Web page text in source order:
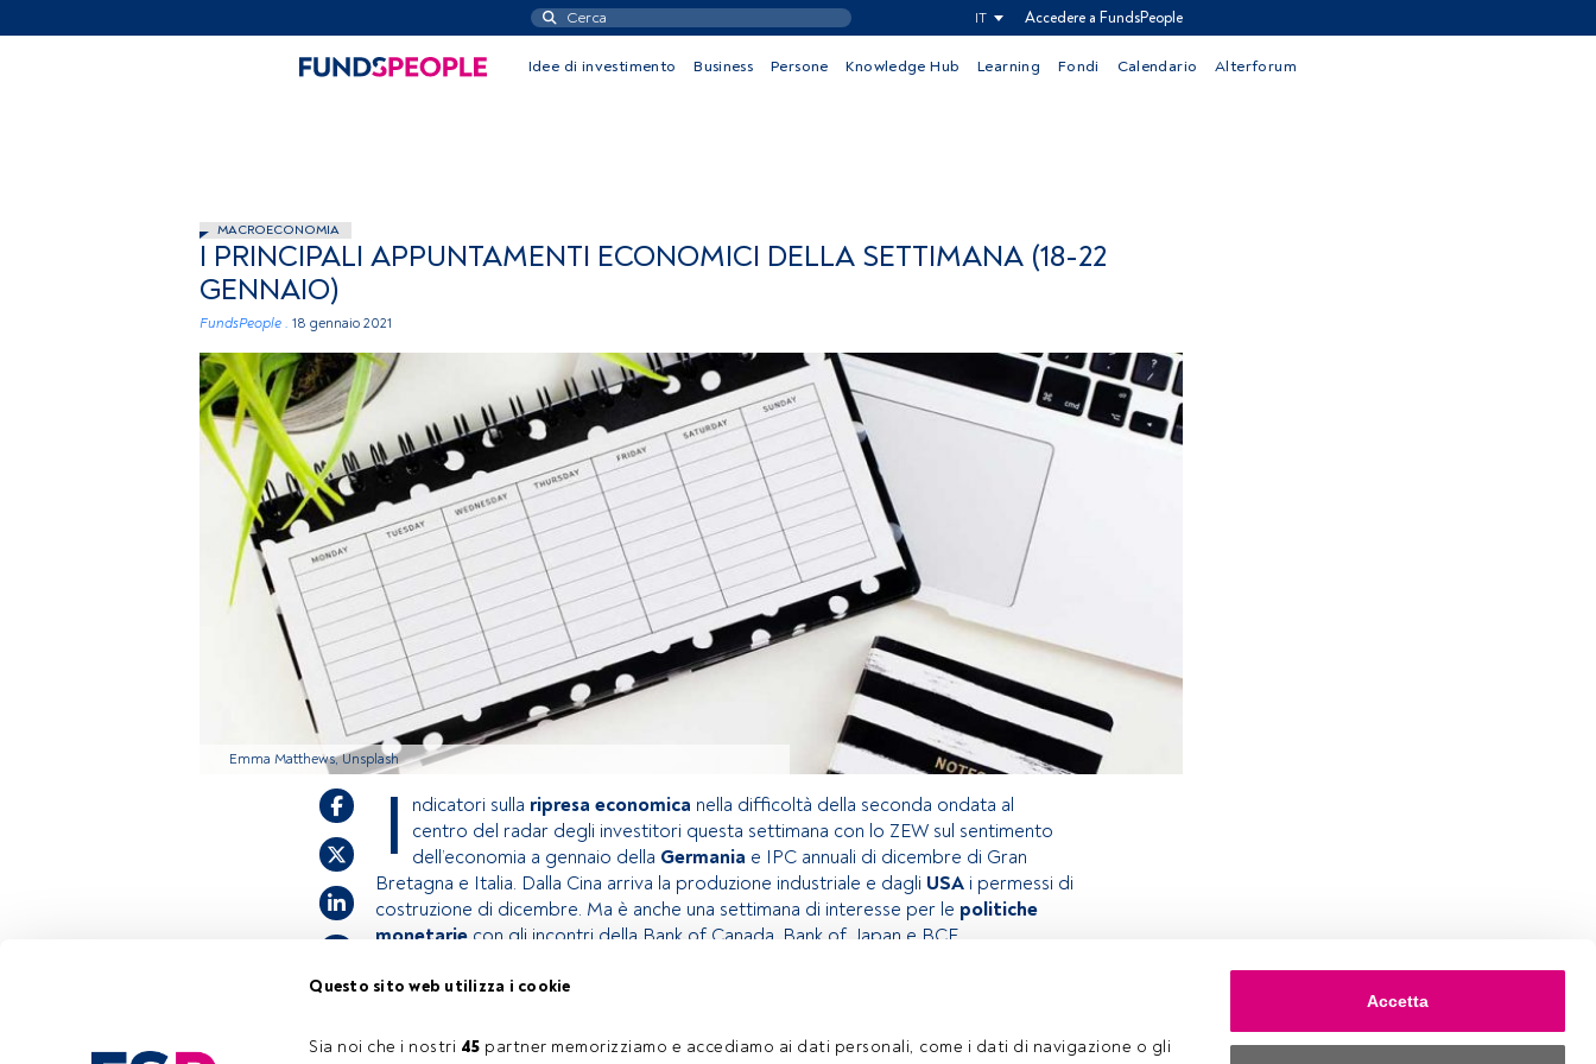
Questo sito web utilizza i cookie
Sia noi che i nostri 45 partner memorizziamo e accediamo ai dati personali, come i dati di navigazione o gli
Accetta
IT Accedere a FundsPeople
Idee di investimento Business Persone Knowledge Hub Learning Fondi Calendario Alterforum
MACROECONOMIA
I PRINCIPALI APPUNTAMENTI ECONOMICI DELLA SETTIMANA (18-22
GENNAIO)
FundsPeople . 18 gennaio 2021
Emma Matthews, Unsplash
I ndicatori sulla ripresa economica nella difficoltà della seconda ondata al
centro del radar degli investitori questa settimana con lo ZEW sul sentimento
dell’economia a gennaio della Germania e IPC annuali di dicembre di Gran
Bretagna e Italia. Dalla Cina arriva la produzione industriale e dagli USA i permessi di
costruzione di dicembre. Ma è anche una settimana di interesse per le politiche
monetarie con gli incontri della Bank of Canada, Bank of Japan e BCE.
accedi tramite il pulsante Login. Se non hai ancora un account, ti invitiamo a